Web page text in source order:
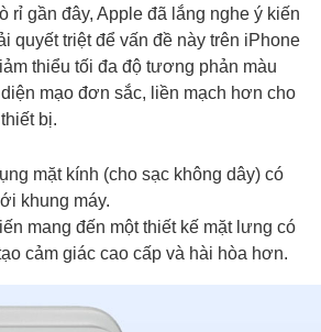
rỉ gần đây, Apple đã lắng nghe ý kiến
quyết triệt để vấn đề này trên iPhone
thiểu tối đa độ tương phản màu
mạo đơn sắc, liền mạch hơn cho
bị.
mặt kính (cho sạc không dây) có
khung máy.
mang đến một thiết kế mặt lưng có
cảm giác cao cấp và hài hòa hơn.